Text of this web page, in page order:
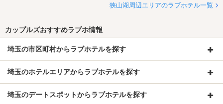
狭山湖周辺エリアのラブホテル一覧
カップルズおすすめラブホ情報
埼玉の市区町村からラブホテルを探す
埼玉のホテルエリアからラブホテルを探す
埼玉のデートスポットからラブホテルを探す